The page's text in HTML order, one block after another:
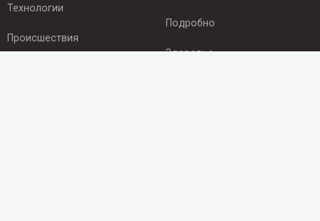
Технологии
Происшествия
Подробно
Здоровье